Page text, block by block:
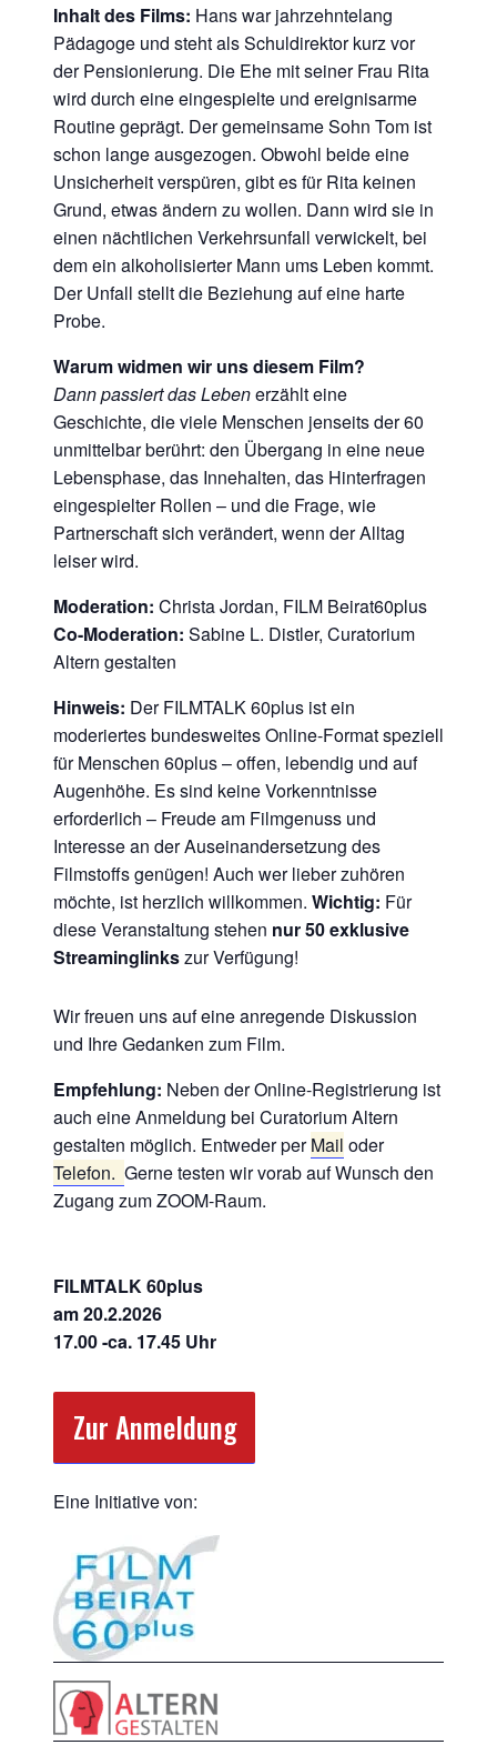
Inhalt des Films: Hans war jahrzehntelang
Pädagoge und steht als Schuldirektor kurz vor
der Pensionierung. Die Ehe mit seiner Frau Rita
wird durch eine eingespielte und ereignisarme
Routine geprägt. Der gemeinsame Sohn Tom ist
schon lange ausgezogen. Obwohl beide eine
Unsicherheit verspüren, gibt es für Rita keinen
Grund, etwas ändern zu wollen. Dann wird sie in
einen nächtlichen Verkehrsunfall verwickelt, bei
dem ein alkoholisierter Mann ums Leben kommt.
Der Unfall stellt die Beziehung auf eine harte
Probe.
Warum widmen wir uns diesem Film?
Dann passiert das Lebenerzählt eine
Geschichte, die viele Menschen jenseits der 60
unmittelbar berührt: den Übergang in eine neue
Lebensphase, das Innehalten, das Hinterfragen
eingespielter Rollen – und die Frage, wie
Partnerschaft sich verändert, wenn der Alltag
leiser wird.
Moderation: Christa Jordan, FILM Beirat60plus
Co-Moderation: Sabine L. Distler, Curatorium
Altern gestalten
Hinweis: Der FILMTALK 60plus ist ein
moderiertes bundesweites Online-Format speziell
für Menschen 60plus – offen, lebendig und auf
Augenhöhe. Es sind keine Vorkenntnisse
erforderlich – Freude am Filmgenuss und
Interesse an der Auseinandersetzung des
Filmstoffs genügen! Auch wer lieber zuhören
möchte, ist herzlich willkommen. Wichtig: Für
diese Veranstaltung stehen nur 50 exklusive
Streaminglinkszur Verfügung!
Wir freuen uns auf eine anregende Diskussion
und Ihre Gedanken zum Film.
Empfehlung: Neben der Online-Registrierung ist
auch eine Anmeldung bei Curatorium Altern
gestalten möglich. Entweder perMail oder
Telefon. Gerne testen wir vorab auf Wunsch den
Zugang zum ZOOM-Raum.
FILMTALK 60plus
am 20.2.2026
17.00 -ca. 17.45 Uhr
Zur Anmeldung
Eine Initiative von: